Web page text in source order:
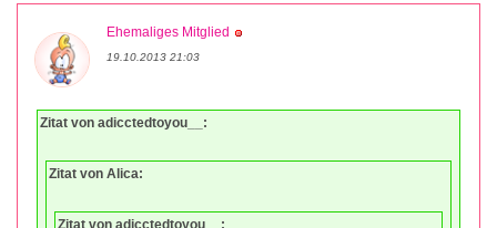
Ehemaliges Mitglied
19.10.2013 21:03
Zitat von adicctedtoyou__:
Zitat von Alica:
Zitat von adicctedtoyou__: